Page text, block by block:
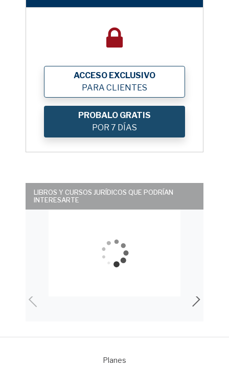
ACCESO EXCLUSIVO
PARA CLIENTES
PROBALO GRATIS
POR 7 DÍAS
LIBROS Y CURSOS JURÍDICOS QUE PODRÍAN
INTERESARTE
Planes